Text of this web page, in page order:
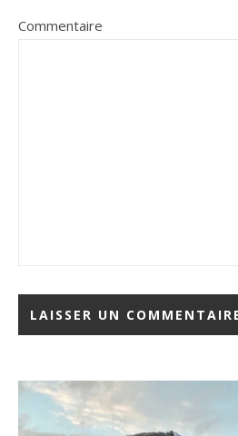
Commentaire